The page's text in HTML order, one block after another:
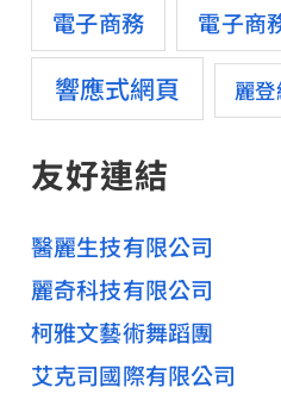
電子商務 電子商
響應式網頁 麗
友好連結
醫麗生技有限公司
麗奇科技有限公司
柯雅文藝術舞蹈團
艾克司國際有限公司